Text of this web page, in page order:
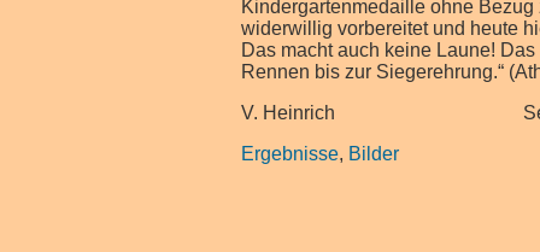
Kindergartenmedaille ohne
widerwillig vorbereitet und heute
Das macht auch keine Laune!
Rennen bis zur Siegerehrung.“
V. Heinrich
Ergebnisse, Bilder